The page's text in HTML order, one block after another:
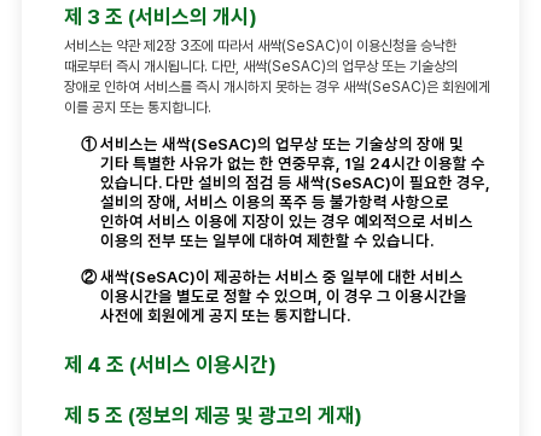
제 3 조 (서비스의 개시)
서비스는 약관 제2장 3조에 따라서 새싹(SeSAC)이 이용신청을 승낙한
때로부터 즉시 개시됩니다. 다만, 새싹(SeSAC)의 업무상 또는 기술상의
장애로 인하여 서비스를 즉시 개시하지 못하는 경우 새싹(SeSAC)은 회원에게
이를 공지 또는 통지합니다.
① 서비스는 새싹(SeSAC)의 업무상 또는 기술상의 장애 및
기타 특별한 사유가 없는 한 연중무휴, 1일 24시간 이용할 수
있습니다. 다만 설비의 점검 등 새싹(SeSAC)이 필요한 경우,
설비의 장애, 서비스 이용의 폭주 등 불가항력 사항으로
인하여 서비스 이용에 지장이 있는 경우 예외적으로 서비스
이용의 전부 또는 일부에 대하여 제한할 수 있습니다.
② 새싹(SeSAC)이 제공하는 서비스 중 일부에 대한 서비스
이용시간을 별도로 정할 수 있으며, 이 경우 그 이용시간을
사전에 회원에게 공지 또는 통지합니다.
제 4 조 (서비스 이용시간)
제 5 조 (정보의 제공 및 광고의 게재)